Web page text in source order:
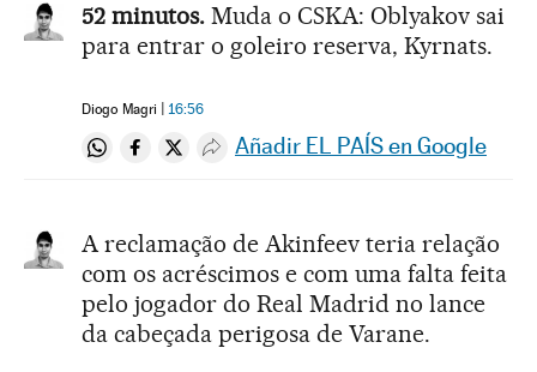
52 minutos. Muda o CSKA: Oblyakov sai
para entrar o goleiro reserva, Kyrnats.
Diogo Magri 16:56
Compartir en Whatsapp
Compartir en Facebook
Compartir en Twitter
Desplegar Redes Sociales
Añadir EL PAÍS en Google
A reclamação de Akinfeev teria relação
com os acréscimos e com uma falta feita
pelo jogador do Real Madrid no lance
da cabeçada perigosa de Varane.